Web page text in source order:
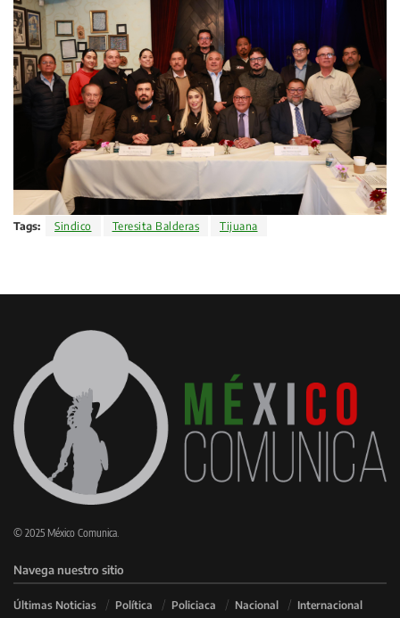
Tags: Sindico Teresita Balderas Tijuana
© 2025 México Comunica.
Navega nuestro sitio
Últimas Noticias Política Policiaca Nacional Internacional